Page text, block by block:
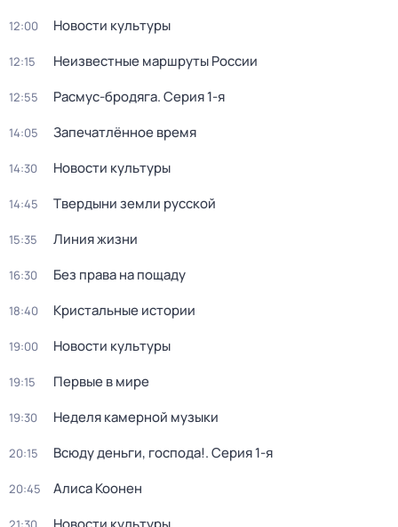
12:00 Новости культуры
12:15 Неизвестные маршруты России
12:55 Расмус-бродяга. Серия 1-я
14:05 Запечатлённое время
14:30 Новости культуры
14:45 Твердыни земли русской
15:35 Линия жизни
16:30 Без права на пощаду
18:40 Кристальные истории
19:00 Новости культуры
19:15 Первые в мире
19:30 Неделя камерной музыки
20:15 Всюду деньги, господа!. Серия 1-я
20:45 Алиса Коонен